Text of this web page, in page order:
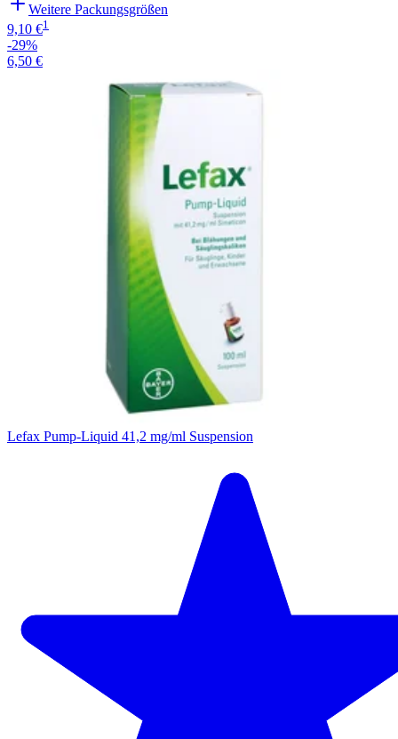
Weitere Packungsgrößen
9,10 €1
-29%
6,50 €
Lefax Pump-Liquid 41,2 mg/ml Suspension